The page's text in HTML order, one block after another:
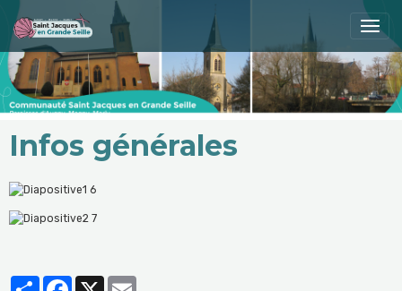
Infos générales
PartagerFacebook